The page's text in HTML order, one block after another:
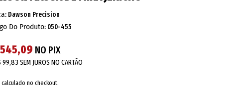
Dawson Precision
Do Produto: 050-455
NO PIX
99,83 SEM JUROS NO CARTÃO
calculado no checkout.